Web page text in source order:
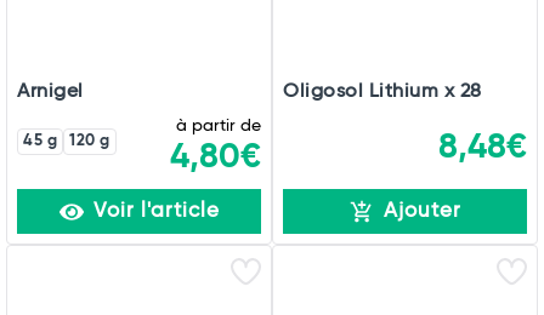
Arnigel
45 g 120 g
à partir de
4,80€
Voir l'article
Oligosol Lithium x 28
8,48€
Ajouter